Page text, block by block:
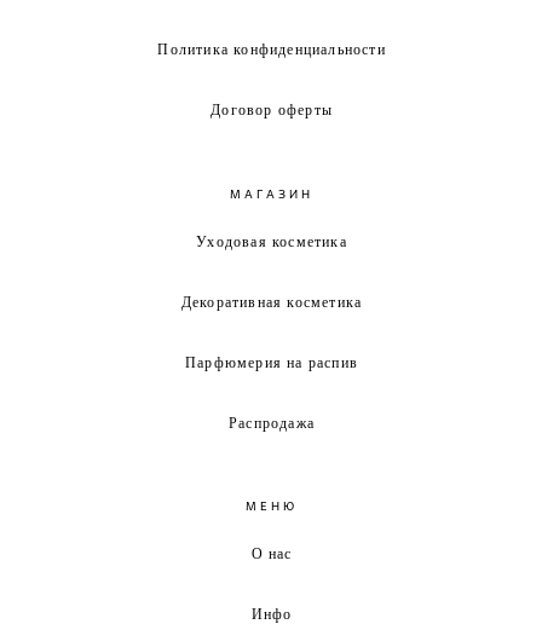
Политика конфиденциальности
Договор оферты
МАГАЗИН
Уходовая косметика
Декоративная косметика
Парфюмерия на распив
Распродажа
МЕНЮ
О нас
Инфо